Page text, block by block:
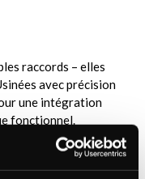
raccords – elles
avec précision
une intégration
fonctionnel.
développé un
le raccord ne dépasse